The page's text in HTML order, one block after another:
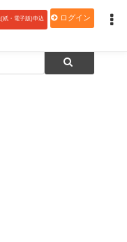
(紙・電子版)申込 ログイン
連盟、２月の客室利用率